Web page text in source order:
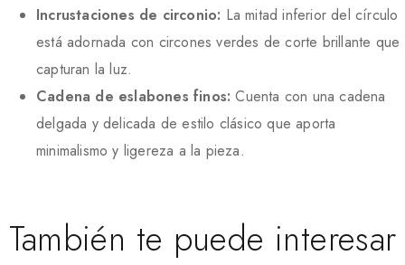
Incrustaciones de circonio: La mitad inferior del círculo
está adornada con circones verdes de corte brillante que
capturan la luz.
Cadena de eslabones finos: Cuenta con una cadena
delgada y delicada de estilo clásico que aporta
minimalismo y ligereza a la pieza.
También te puede interesar